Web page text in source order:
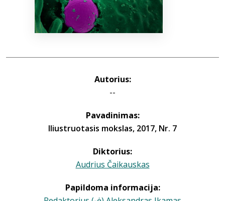
Autorius:
--
Pavadinimas:
Iliustruotasis mokslas, 2017, Nr. 7
Diktorius:
Audrius Čaikauskas
Papildoma informacija: